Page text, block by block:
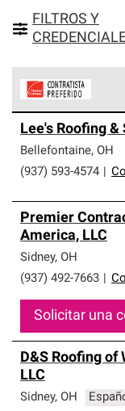
FILTROS Y
parte de una red
que cumplen con
de
Lee's Roofing &
Bellefontaine, OH
(937) 593-4574
Premier
America, LLC
Sidney, OH
(937) 492-7663
Solicitar una
D&S Roofing of
LLC
Sidney, OH